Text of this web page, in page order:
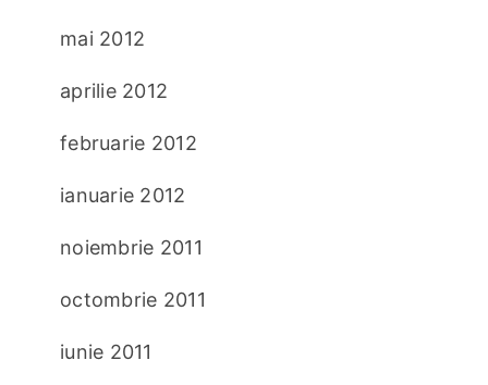
mai 2012
aprilie 2012
februarie 2012
ianuarie 2012
noiembrie 2011
octombrie 2011
iunie 2011